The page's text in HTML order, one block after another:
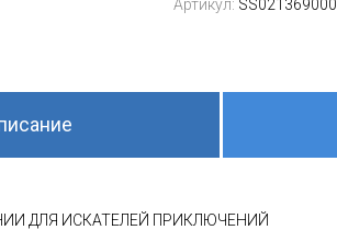
Артикул: SS021369000
ДЛЯ ИСКАТЕЛЕЙ ПРИКЛЮЧЕНИЙ